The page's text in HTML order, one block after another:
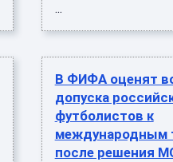
...
В ФИФА оценят
допуска
футболистов к
международным
после решения